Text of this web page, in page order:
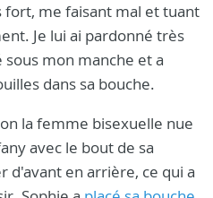
fort, me faisant mal et tuant
Je lui ai pardonné très
sous mon manche et a
dans sa bouche.
la femme bisexuelle nue
avec le bout de sa
d'avant en arrière, ce qui a